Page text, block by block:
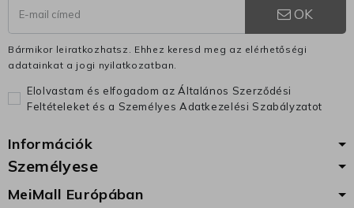
OK
Bármikor leiratkozhatsz. Ehhez keresd meg az elérhetőségi
adatainkat a jogi nyilatkozatban.
Elolvastam és elfogadom az Általános Szerződési
Feltételeket és a Személyes Adatkezelési Szabályzatot
Információk
Személyese
MeiMall Európában